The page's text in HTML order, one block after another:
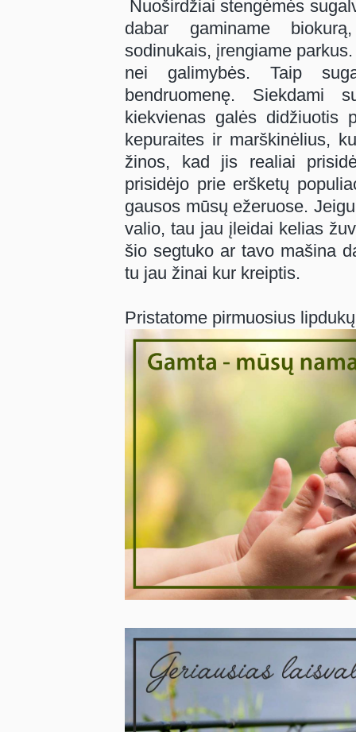
Nuoširdžiai stengėmės
dabar gaminame
sodinukais, įrengiame
nei galimybės. Taip
bendruomenę. Siekdami
kiekvienas galės didžiuotis
kepuraites ir marškinėlius,
žinos, kad jis realiai
prisidėjo prie eršketų
gausos mūsų ežeruose.
valio, tau jau įleidai kelias
šio segtuko ar tavo mašina
tu jau žinai kur kreiptis.
Pristatome pirmuosius